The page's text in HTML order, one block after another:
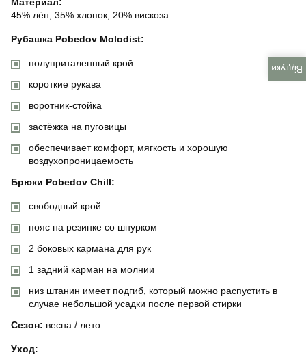
45% лён, 35% хлопок, 20% вискоза
Рубашка Pobedov Molodist:
полуприталенный крой
короткие рукава
воротник-стойка
застёжка на пуговицы
обеспечивает комфорт, мягкость и хорошую
воздухопроницаемость
Брюки Pobedov Chill:
свободный крой
пояс на резинке со шнурком
2 боковых кармана для рук
1 задний карман на молнии
низ штанин имеет подгиб, который можно распустить в
случае небольшой усадки после первой стирки
Сезон: весна / лето
Уход:
Відгуки